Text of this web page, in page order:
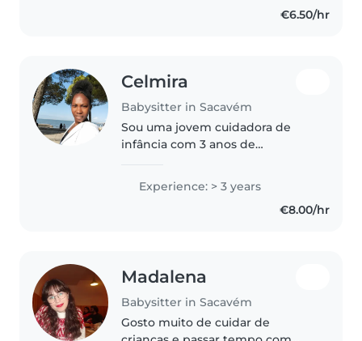
€6.50/hr
Celmira
Babysitter in Sacavém
Sou uma jovem cuidadora de
infância com 3 anos de
bebés, crianças em idade pré-
escolar e em idade escolar.
Tenho formação em cuidados de
Experience: > 3 years
€8.00/hr
Madalena
Babysitter in Sacavém
Gosto muito de cuidar de